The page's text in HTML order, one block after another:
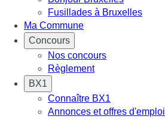
Fusillades à Bruxelles
Ma Commune
Concours
Nos concours
Règlement
BX1
Connaître BX1
Annonces et offres d'emploi